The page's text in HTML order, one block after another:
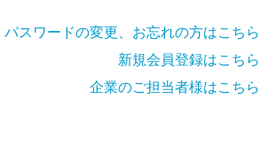
パスワードの変更、お忘れの方はこちら
新規会員登録はこちら
企業のご担当者様はこちら